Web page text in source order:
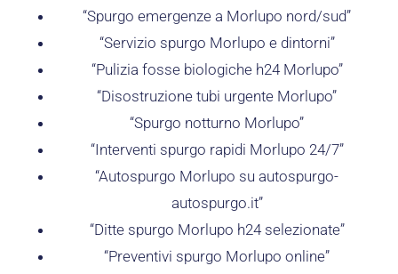
“Spurgo emergenze a Morlupo nord/sud”
“Servizio spurgo Morlupo e dintorni”
“Pulizia fosse biologiche h24 Morlupo”
“Disostruzione tubi urgente Morlupo”
“Spurgo notturno Morlupo”
“Interventi spurgo rapidi Morlupo 24/7”
“Autospurgo Morlupo su autospurgo-
autospurgo.it”
“Ditte spurgo Morlupo h24 selezionate”
“Preventivi spurgo Morlupo online”